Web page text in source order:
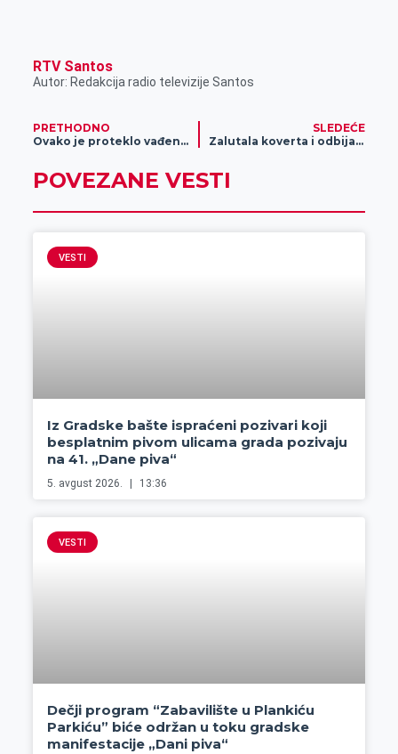
p
p
l
RTV Santos
Autor: Redakcija radio televizije Santos
PRETHODNO
Ovako je proteklo vađenje automobila iz jezera u centru Zrenjanina (VIDEO, FOTO)
SLEDEĆE
Zalutala koverta i odbijanje nagrade u igri sa računima
POVEZANE VESTI
VESTI
Iz Gradske bašte ispraćeni pozivari koji
besplatnim pivom ulicama grada pozivaju
na 41. „Dane piva“
5. avgust 2026. 13:36
VESTI
Dečji program “Zabavilište u Plankiću
Parkiću” biće održan u toku gradske
manifestacije „Dani piva“